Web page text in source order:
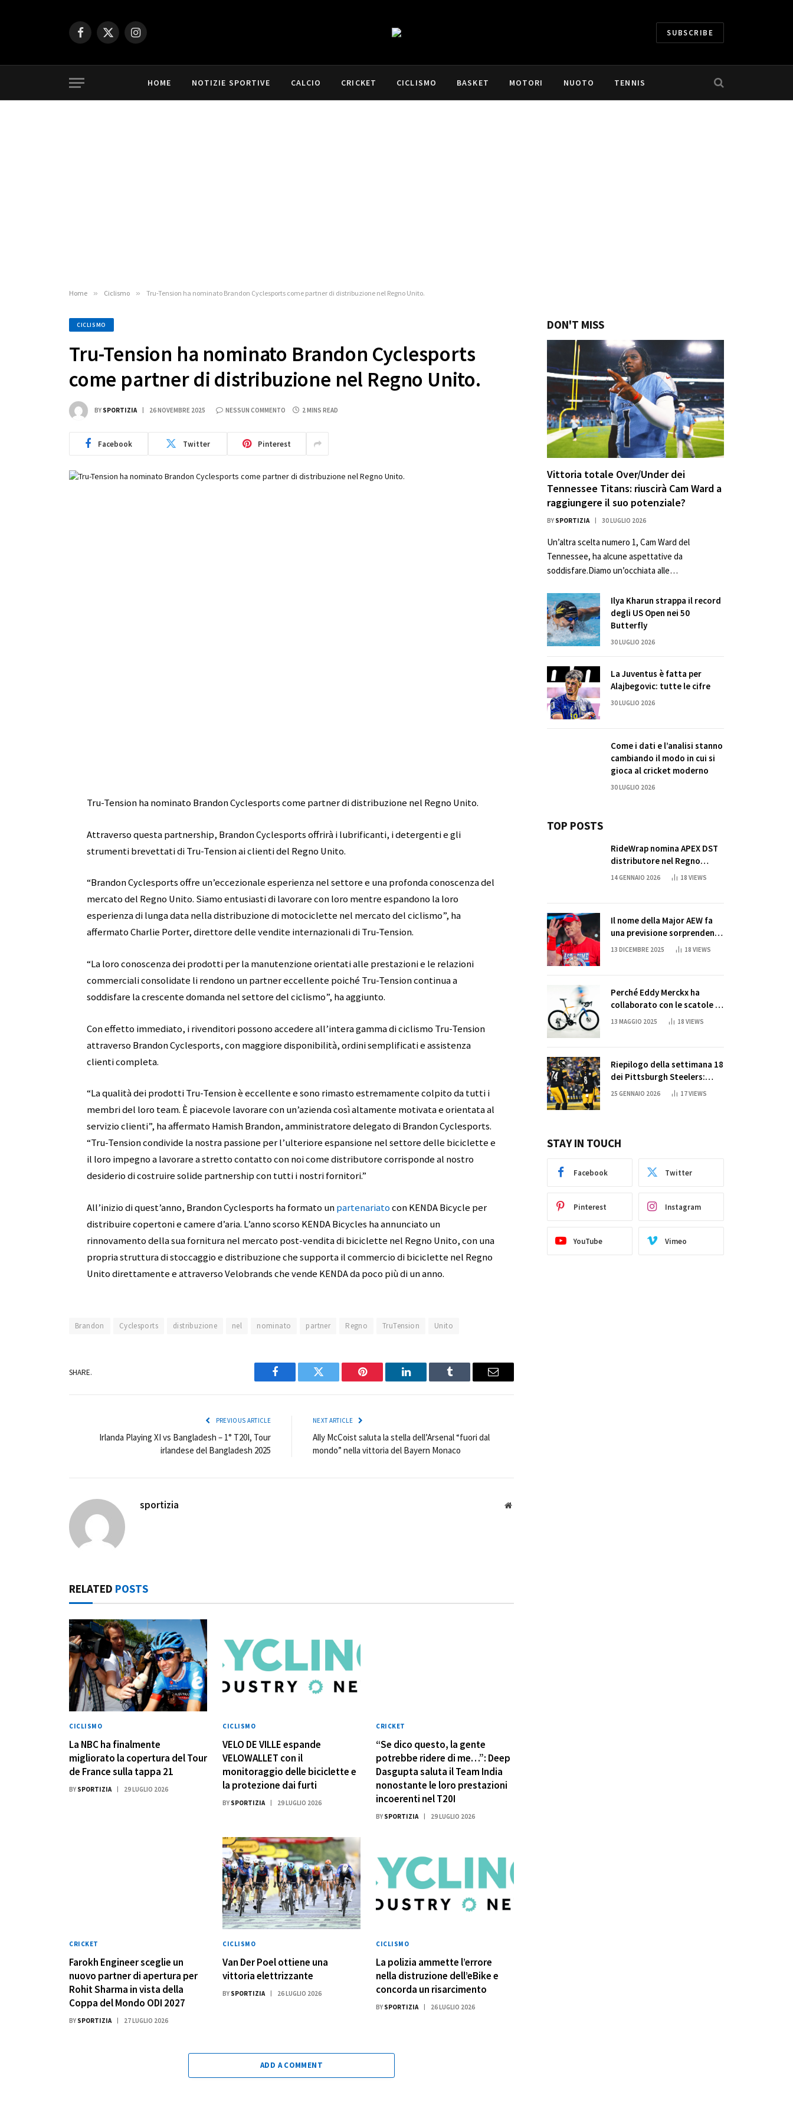
Facebook
X
Instagram SUBSCRIBE
HOME NOTIZIE SPORTIVE CALCIO CRICKET CICLISMO BASKET MOTORI NUOTO TENNIS
Home » Ciclismo » Tru-Tension ha nominato Brandon Cyclesports come partner di distribuzione nel Regno Unito.
CICLISMO
Tru-Tension ha nominato Brandon Cyclesports
come partner di distribuzione nel Regno Unito.
BY SPORTIZIA 26 NOVEMBRE 2025 NESSUN COMMENTO 2 MINS READ
Facebook Twitter Pinterest
Tru-Tension ha nominato Brandon Cyclesports come partner di distribuzione nel Regno Unito.
Attraverso questa partnership, Brandon Cyclesports offrirà i lubrificanti, i detergenti e gli
strumenti brevettati di Tru-Tension ai clienti del Regno Unito.
“Brandon Cyclesports offre un’eccezionale esperienza nel settore e una profonda conoscenza del
mercato del Regno Unito. Siamo entusiasti di lavorare con loro mentre espandono la loro
esperienza di lunga data nella distribuzione di motociclette nel mercato del ciclismo”, ha
affermato Charlie Porter, direttore delle vendite internazionali di Tru-Tension.
“La loro conoscenza dei prodotti per la manutenzione orientati alle prestazioni e le relazioni
commerciali consolidate li rendono un partner eccellente poiché Tru-Tension continua a
soddisfare la crescente domanda nel settore del ciclismo”, ha aggiunto.
Con effetto immediato, i rivenditori possono accedere all’intera gamma di ciclismo Tru-Tension
attraverso Brandon Cyclesports, con maggiore disponibilità, ordini semplificati e assistenza
clienti completa.
“La qualità dei prodotti Tru-Tension è eccellente e sono rimasto estremamente colpito da tutti i
membri del loro team. È piacevole lavorare con un’azienda così altamente motivata e orientata al
servizio clienti”, ha affermato Hamish Brandon, amministratore delegato di Brandon Cyclesports.
“Tru-Tension condivide la nostra passione per l’ulteriore espansione nel settore delle biciclette e
il loro impegno a lavorare a stretto contatto con noi come distributore corrisponde al nostro
desiderio di costruire solide partnership con tutti i nostri fornitori.”
All’inizio di quest’anno, Brandon Cyclesports ha formato unpartenariatocon KENDA Bicycle per
distribuire copertoni e camere d’aria. L’anno scorso KENDA Bicycles ha annunciato un
rinnovamento della sua fornitura nel mercato post-vendita di biciclette nel Regno Unito, con una
propria struttura di stoccaggio e distribuzione che supporta il commercio di biciclette nel Regno
Unito direttamente e attraverso Velobrands che vende KENDA da poco più di un anno.
Brandon Cyclesports distribuzione nel nominato partner Regno TruTension Unito
SHARE.
Facebook Twitter Pinterest LinkedIn Tumblr Email
PREVIOUS ARTICLE
Irlanda Playing XI vs Bangladesh – 1° T20I, Tour
irlandese del Bangladesh 2025
NEXT ARTICLE
Ally McCoist saluta la stella dell’Arsenal “fuori dal
mondo” nella vittoria del Bayern Monaco
sportizia Website
RELATED POSTS
CICLISMO
La NBC ha finalmente
migliorato la copertura del Tour
de France sulla tappa 21
BY SPORTIZIA 29 LUGLIO 2026
CICLISMO
VELO DE VILLE espande
VELOWALLET con il
monitoraggio delle biciclette e
la protezione dai furti
BY SPORTIZIA 29 LUGLIO 2026
CRICKET
“Se dico questo, la gente
potrebbe ridere di me…”: Deep
Dasgupta saluta il Team India
nonostante le loro prestazioni
incoerenti nel T20I
BY SPORTIZIA 29 LUGLIO 2026
CRICKET
Farokh Engineer sceglie un
nuovo partner di apertura per
Rohit Sharma in vista della
Coppa del Mondo ODI 2027
BY SPORTIZIA 27 LUGLIO 2026
CICLISMO
Van Der Poel ottiene una
vittoria elettrizzante
BY SPORTIZIA 26 LUGLIO 2026
CICLISMO
La polizia ammette l’errore
nella distruzione dell’eBike e
concorda un risarcimento
BY SPORTIZIA 26 LUGLIO 2026
ADD A COMMENT
DON'T MISS
Vittoria totale Over/Under dei
Tennessee Titans: riuscirà Cam Ward a
raggiungere il suo potenziale?
BY SPORTIZIA 30 LUGLIO 2026
Un’altra scelta numero 1, Cam Ward del
Tennessee, ha alcune aspettative da
soddisfare.Diamo un’occhiata alle…
Ilya Kharun strappa il record
degli US Open nei 50
Butterfly
30 LUGLIO 2026
La Juventus è fatta per
Alajbegovic: tutte le cifre
30 LUGLIO 2026
Come i dati e l’analisi stanno
cambiando il modo in cui si
gioca al cricket moderno
30 LUGLIO 2026
TOP POSTS
RideWrap nomina APEX DST
distributore nel Regno
Unito
14 GENNAIO 2026 18 VIEWS
Il nome della Major AEW fa
una previsione sorprendente
per la partita di ritiro di
13 DICEMBRE 2025 18 VIEWS
Perché Eddy Merckx ha
collaborato con le scatole di
succo di Sun Capri
13 MAGGIO 2025 18 VIEWS
Riepilogo della settimana 18
dei Pittsburgh Steelers:
credi nei miracoli?
25 GENNAIO 2026 17VIEWS
STAY IN TOUCH
Facebook Twitter
Pinterest Instagram
YouTube Vimeo